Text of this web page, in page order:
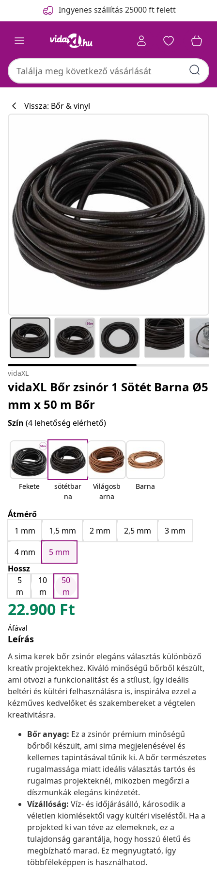
Ingyenes szállítás 25000 ft felett
Vissza: Bőr & vinyl
vidaXL
vidaXL Bőr zsinór 1 Sötét Barna Ø5
mm x 50 m Bőr
Szín (4 lehetőség elérhető)
Fekete
sötétbar
na
Világosb
arna
Barna
Átmérő
1 mm
1,5 mm 2 mm 2,5 mm
3 mm
4 mm
5 mm
Hossz
5
m
10
m
50
m
22.900 Ft
Áfával
Leírás
A sima kerek bőr zsinór elegáns választás különböző
kreatív projektekhez. Kiváló minőségű bőrből készült,
ami ötvözi a funkcionalitást és a stílust, így ideális
beltéri és kültéri felhasználásra is, inspirálva ezzel a
kézműves kedvelőket és szakembereket a végtelen
kreativitásra.
Bőr anyag: Ez a zsinór prémium minőségű
bőrből készült, ami sima megjelenésével és
kellemes tapintásával tűnik ki. A bőr természetes
rugalmassága miatt ideális választás tartós és
rugalmas projekteknél, miközben megőrzi a
díszmunkák elegáns kinézetét.
Vízállóság: Víz- és időjárásálló, károsodik a
véletlen kiömlésektől vagy kültéri viseléstől. Ha a
projekted ki van téve az elemeknek, ez a
tulajdonság garantálja, hogy hosszú életű és
megbízható marad. Ez megnyugtató, így
többféleképpen is használhatod.